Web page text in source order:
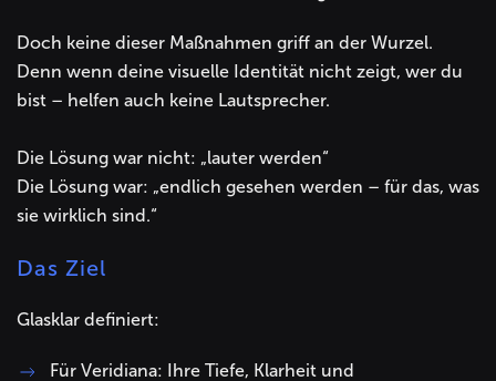
Doch keine dieser Maßnahmen griff an der Wurzel.
Denn wenn deine visuelle Identität nicht zeigt, wer du
bist – helfen auch keine Lautsprecher.
Die Lösung war nicht: „lauter werden“
Die Lösung war: „endlich gesehen werden – für das, was
sie wirklich sind.“
Das Ziel
Glasklar definiert:
Für Veridiana: Ihre Tiefe, Klarheit und